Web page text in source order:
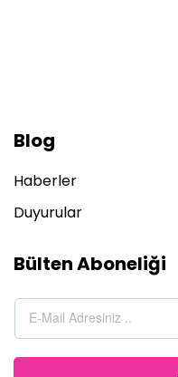
Blog
Haberler
Duyurular
Bülten Aboneliği